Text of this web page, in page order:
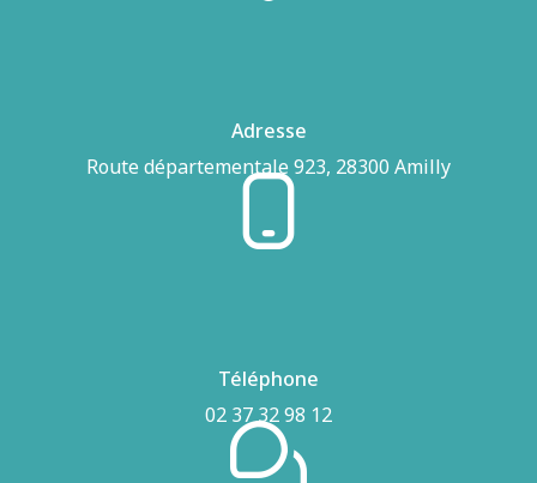
Adresse
Route départementale 923, 28300 Amilly
Téléphone
02 37 32 98 12